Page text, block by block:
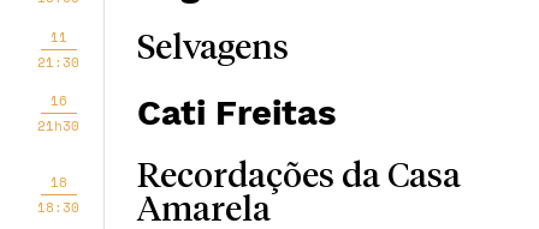
11
21:30
Selvagens
16
21h30
Cati Freitas
18
18:30
Recordações da Casa
Amarela